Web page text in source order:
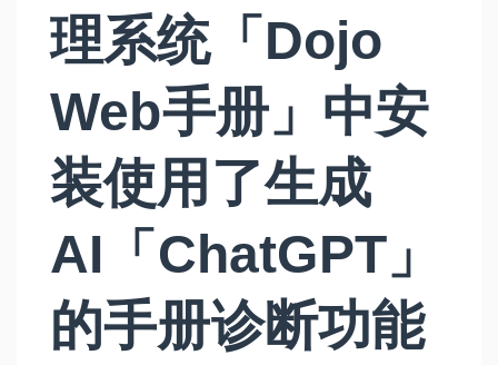
理系统「Dojo
Web手册」中安
装使用了生成
AI「ChatGPT」
的手册诊断功能